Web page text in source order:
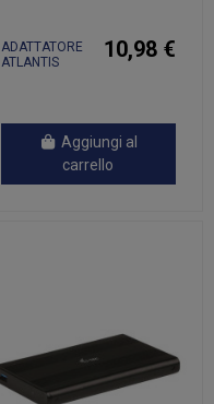
ADATTATORE
ATLANTIS
CLASSE-2
Connessione
wireless a...
10,98 €
Aggiungi al
carrello